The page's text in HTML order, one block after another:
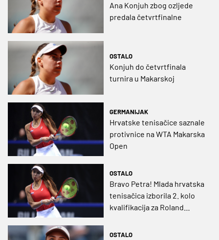
Ana Konjuh zbog ozljede
predala četvrtfinalne
OSTALO
Konjuh do četvrtfinala
turnira u Makarskoj
GERMANIJAK
Hrvatske tenisačice saznale
protivnice na WTA Makarska
Open
OSTALO
Bravo Petra! Mlada hrvatska
tenisačica izborila 2. kolo
kvalifikacija za Roland
OSTALO